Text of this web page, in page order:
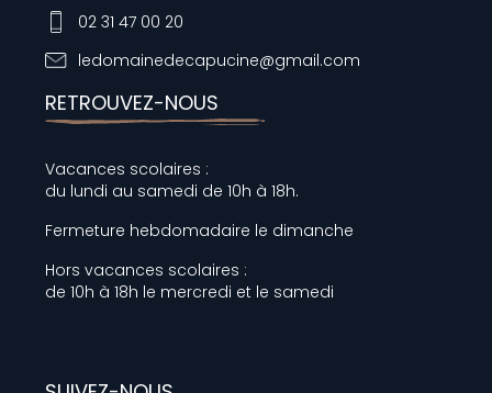
02 31 47 00 20
ledomainedecapucine@gmail.com
RETROUVEZ-NOUS
Vacances scolaires :
du lundi au samedi de 10h à 18h.
Fermeture hebdomadaire le dimanche
Hors vacances scolaires :
de 10h à 18h le mercredi et le samedi